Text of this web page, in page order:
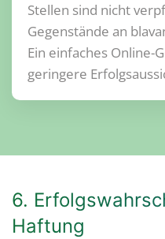
Stellen sind nicht
Gegenstände an
Ein einfaches Online-
geringere
6.
Haftung